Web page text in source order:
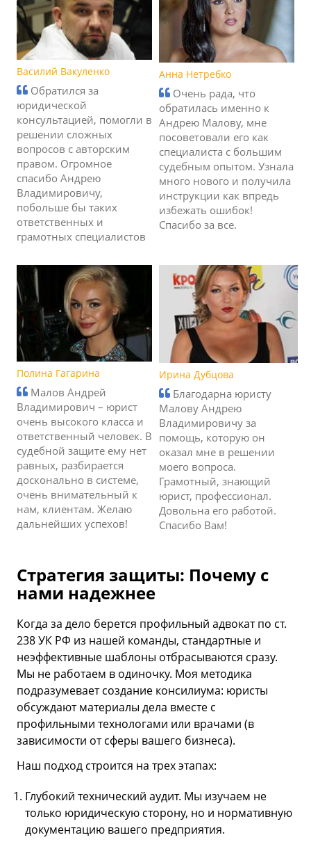
Василий Вакуленко
Обратился за
юридической
консультацией, помогли в
решении сложных
вопросов с авторским
правом. Огромное
спасибо Андрею
Владимировичу,
побольше бы таких
ответственных и
грамотных специалистов
Анна Нетребко
Очень рада, что
обратилась именно к
Андрею Малову, мне
посоветовали его как
специалиста с большим
судебным опытом. Узнала
много нового и получила
инструкции как впредь
избежать ошибок!
Спасибо за все.
Полина Гагарина
Малов Андрей
Владимирович – юрист
очень высокого класса и
ответственный человек. В
судебной защите ему нет
равных, разбирается
досконально в системе,
очень внимательный к
нам, клиентам. Желаю
дальнейших успехов!
Ирина Дубцова
Благодарна юристу
Малову Андрею
Владимировичу за
помощь, которую он
оказал мне в решении
моего вопроса.
Грамотный, знающий
юрист, профессионал.
Довольна его работой.
Спасибо Вам!
Стратегия защиты: Почему с
нами надежнее
Когда за дело берется профильный адвокат по ст.
238 УК РФ из нашей команды, стандартные и
неэффективные шаблоны отбрасываются сразу.
Мы не работаем в одиночку. Моя методика
подразумевает создание консилиума: юристы
обсуждают материалы дела вместе с
профильными технологами или врачами (в
зависимости от сферы вашего бизнеса).
Наш подход строится на трех этапах:
Глубокий технический аудит. Мы изучаем не
только юридическую сторону, но и нормативную
документацию вашего предприятия.